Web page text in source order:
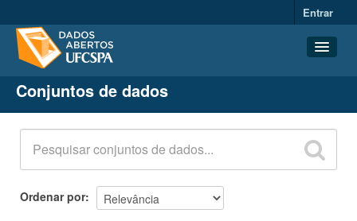
Entrar
Conjuntos de dados
Organizações
Grupos
Sobre
Conjuntos de dados
Ordenar por